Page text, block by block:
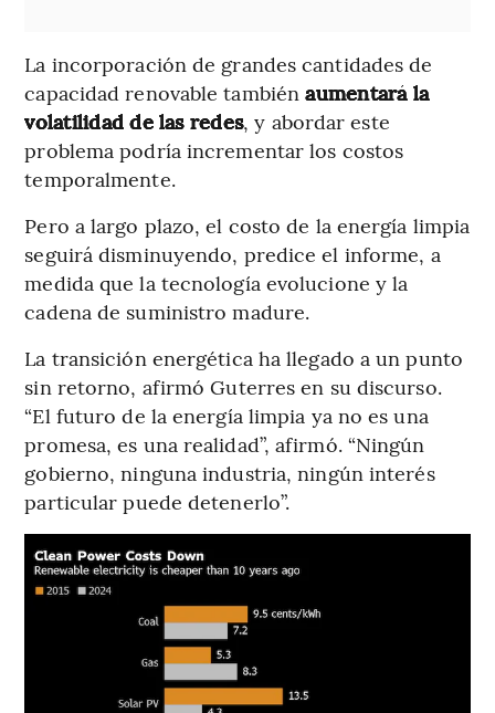
La incorporación de grandes cantidades de
capacidad renovable también aumentará la
volatilidad de las redes, y abordar este
problema podría incrementar los costos
temporalmente.
Pero a largo plazo, el costo de la energía limpia
seguirá disminuyendo, predice el informe, a
medida que la tecnología evolucione y la
cadena de suministro madure.
La transición energética ha llegado a un punto
sin retorno, afirmó Guterres en su discurso.
“El futuro de la energía limpia ya no es una
promesa, es una realidad”, afirmó. “Ningún
gobierno, ninguna industria, ningún interés
particular puede detenerlo”.